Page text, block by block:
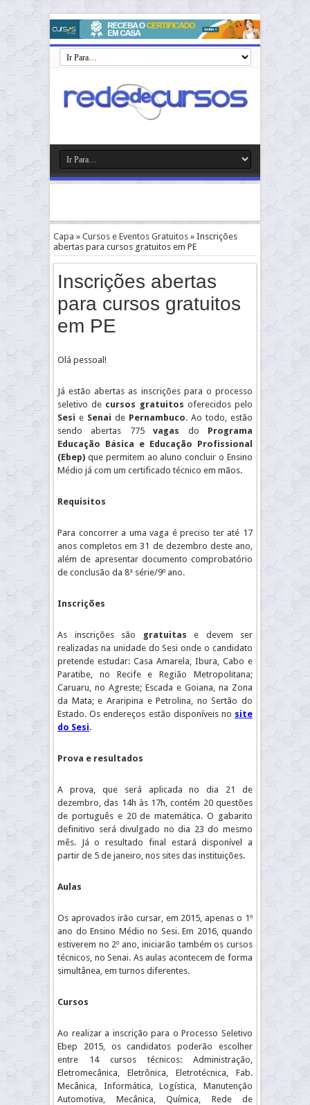
Capa » Cursos e Eventos Gratuitos » Inscrições
abertas para cursos gratuitos em PE
Inscrições abertas
para cursos gratuitos
em PE
Olá pessoal!
Já estão abertas as inscrições para o processo
seletivo de cursos gratuitos oferecidos pelo
Sesi e Senai de Pernambuco. Ao todo, estão
sendo abertas 775vagas do Programa
Educação Básica e Educação Profissional
(Ebep) que permitem ao aluno concluir o Ensino
Médio já com um certificado técnico em mãos.
Requisitos
Para concorrer a uma vaga é preciso ter até 17
anos completos em 31 de dezembro deste ano,
além de apresentar documento comprobatório
de conclusão da 8ª série/9º ano.
Inscrições
As inscrições são gratuitas e devem ser
realizadas na unidade do Sesi onde o candidato
pretende estudar: Casa Amarela, Ibura, Cabo e
Paratibe, no Recife e Região Metropolitana;
Caruaru, no Agreste; Escada e Goiana, na Zona
da Mata; e Araripina e Petrolina, no Sertão do
Estado. Os endereços estão disponíveis no site
do Sesi.
Prova e resultados
A prova, que será aplicada no dia 21 de
dezembro, das 14h às 17h, contém 20 questões
de português e 20 de matemática. O gabarito
definitivo será divulgado no dia 23 do mesmo
mês. Já o resultado final estará disponível a
partir de 5 de janeiro, nos sites das instituições.
Aulas
Os aprovados irão cursar, em 2015, apenas o 1º
ano do Ensino Médio no Sesi. Em 2016, quando
estiverem no 2º ano, iniciarão também os cursos
técnicos, no Senai. As aulas acontecem de forma
simultânea, em turnos diferentes.
Cursos
Ao realizar a inscrição para o Processo Seletivo
Ebep 2015, os candidatos poderão escolher
entre 14 cursos técnicos: Administração,
Eletromecânica, Eletrônica, Eletrotécnica, Fab.
Mecânica, Informática, Logística, Manutenção
Automotiva, Mecânica, Química, Rede de